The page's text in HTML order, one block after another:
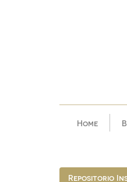
Home
Repositorio